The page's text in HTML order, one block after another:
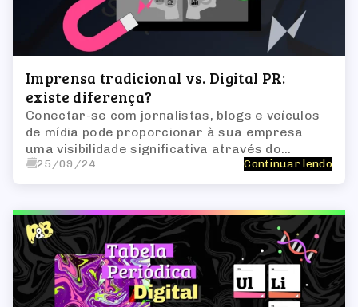
Imprensa tradicional vs. Digital PR:
existe diferença?
Conectar-se com jornalistas, blogs e veículos
de mídia pode proporcionar à sua empresa
uma visibilidade significativa através do
tráfego de referência e gerar backlinks
25/09/24 Continuar lendo